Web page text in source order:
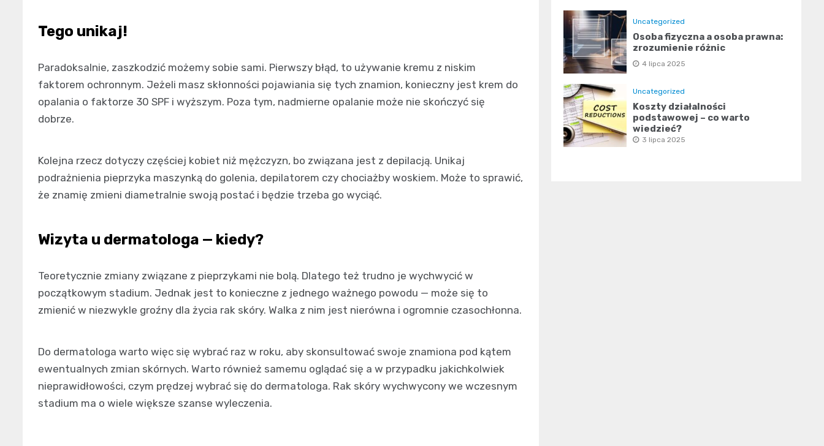
Tego unikaj!
Paradoksalnie, zaszkodzić możemy sobie sami. Pierwszy błąd, to używanie kremu z niskim
faktorem ochronnym. Jeżeli masz skłonności pojawiania się tych znamion, konieczny jest krem do
opalania o faktorze 30 SPF i wyższym. Poza tym, nadmierne opalanie może nie skończyć się
dobrze.
Kolejna rzecz dotyczy częściej kobiet niż mężczyzn, bo związana jest z depilacją. Unikaj
podrażnienia pieprzyka maszynką do golenia, depilatorem czy chociażby woskiem. Może to sprawić,
że znamię zmieni diametralnie swoją postać i będzie trzeba go wyciąć.
Wizyta u dermatologa — kiedy?
Teoretycznie zmiany związane z pieprzykami nie bolą. Dlatego też trudno je wychwycić w
początkowym stadium. Jednak jest to konieczne z jednego ważnego powodu — może się to
zmienić w niezwykle groźny dla życia rak skóry. Walka z nim jest nierówna i ogromnie czasochłonna.
Do dermatologa warto więc się wybrać raz w roku, aby skonsultować swoje znamiona pod kątem
ewentualnych zmian skórnych. Warto również samemu oglądać się a w przypadku jakichkolwiek
nieprawidłowości, czym prędzej wybrać się do dermatologa. Rak skóry wychwycony we wczesnym
stadium ma o wiele większe szanse wyleczenia.
Uncategorized
Osoba fizyczna a osoba prawna:
zrozumienie różnic
4 lipca 2025
Uncategorized
Koszty działalności
podstawowej – co warto
wiedzieć?
3 lipca 2025